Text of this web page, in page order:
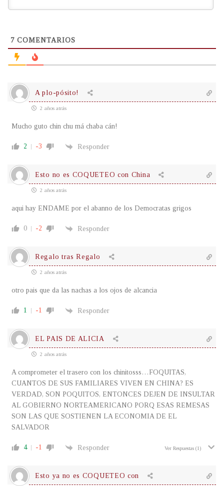
7 COMENTARIOS
A plo-pósito!
2 años atrás
Mucho guto chin chu má chaba cán!
2 -3 Responder
Esto no es COQUETEO con China
2 años atrás
aqui hay ENDAME por el abanno de los Democratas grigos
0 -2 Responder
Regalo tras Regalo
2 años atrás
otro pais que da las nachas a los ojos de alcancia
1 -1 Responder
EL PAIS DE ALICIA
2 años atrás
A comprometer el trasero con los chinitosss…FOQUITAS,
CUANTOS DE SUS FAMILIARES VIVEN EN CHINA? ES
VERDAD, SON POQUITOS, ENTONCES DEJEN DE INSULTAR
AL GOBIERNO NORTEAMERICANO PORQ ESAS REMESAS
SON LAS QUE SOSTIENEN LA ECONOMIA DE EL
SALVADOR
4 -1 Responder Ver Respuestas (1)
Esto ya no es COQUETEO con